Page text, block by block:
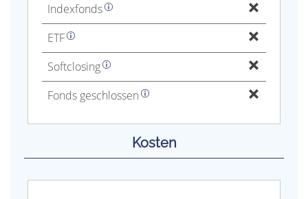
Index­fonds
ETF
Soft­closing
Fonds geschlossen
Kosten